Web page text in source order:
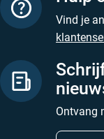
Vind je
Ontvang